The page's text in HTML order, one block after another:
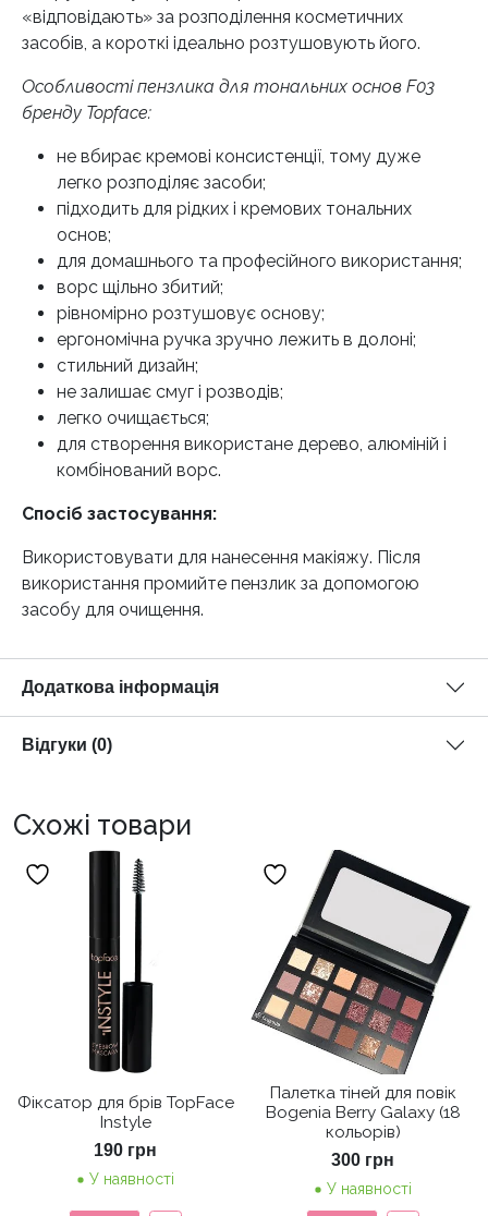
«відповідають» за розподілення косметичних
засобів, а короткі ідеально розтушовують його.
Особливості пензлика для тональних основ F03
бренду Topface:
не вбирає кремові консистенції, тому дуже
легко розподіляє засоби;
підходить для рідких і кремових тональних
основ;
для домашнього та професійного використання;
ворс щільно збитий;
рівномірно розтушовує основу;
ергономічна ручка зручно лежить в долоні;
стильний дизайн;
не залишає смуг і розводів;
легко очищається;
для створення використане дерево, алюміній і
комбінований ворс.
Спосіб застосування:
Використовувати для нанесення макіяжу. Після
використання промийте пензлик за допомогою
засобу для очищення.
Додаткова інформація
Відгуки (0)
Схожі товари
Фіксатор для брів TopFace
Instyle
190 грн
У наявності
Палетка тіней для повік
Bogenia Berry Galaxy (18
кольорів)
300 грн
У наявності